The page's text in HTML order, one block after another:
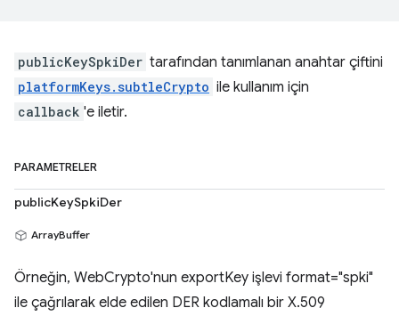
publicKeySpkiDer tarafından tanımlanan anahtar çiftini
platformKeys.subtleCrypto ile kullanım için
callback 'e iletir.
PARAMETRELER
publicKeySpkiDer
ArrayBuffer
Örneğin, WebCrypto'nun exportKey işlevi format="spki"
ile çağrılarak elde edilen DER kodlamalı bir X.509